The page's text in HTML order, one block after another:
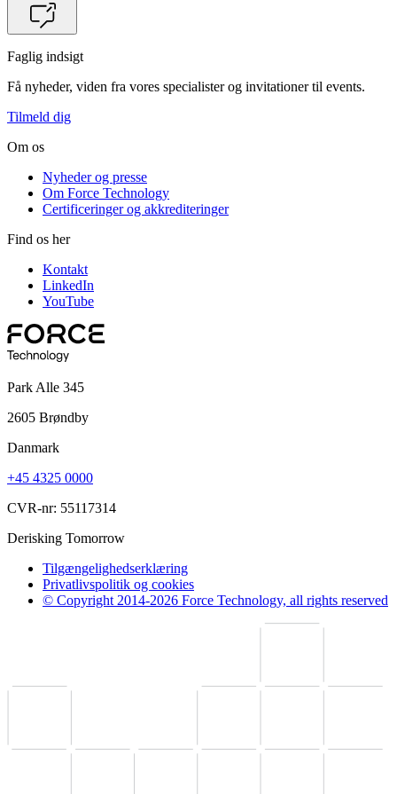
Faglig indsigt
Få nyheder, viden fra vores specialister og invitationer til events.
Tilmeld dig
Om os
Nyheder og presse
Om Force Technology
Certificeringer og akkrediteringer
Find os her
Kontakt
LinkedIn
YouTube
Park Alle 345
2605 Brøndby
Danmark
+45 4325 0000
CVR-nr: 55117314
Derisking Tomorrow
Tilgængelighedserklæring
Privatlivspolitik og cookies
© Copyright 2014-2026 Force Technology, all rights reserved